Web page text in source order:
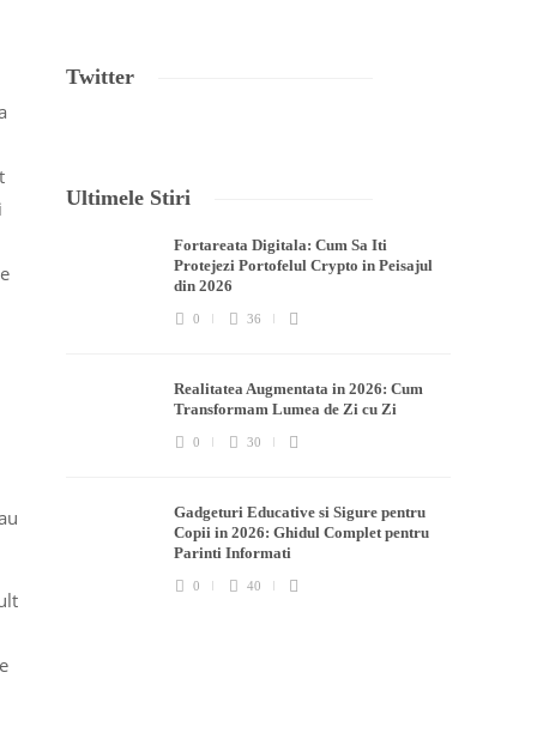
Twitter
Ultimele Stiri
Fortareata Digitala: Cum Sa Iti
Protejezi Portofelul Crypto in Peisajul
din 2026
0 36
Realitatea Augmentata in 2026: Cum
Transformam Lumea de Zi cu Zi
0 30
Gadgeturi Educative si Sigure pentru
Copii in 2026: Ghidul Complet pentru
Parinti Informati
0 40